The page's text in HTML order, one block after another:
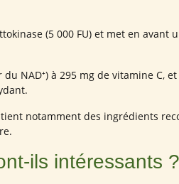
(5 000 FU) et met en avant
NAD⁺) à 295 mg de vitamine C,
notamment des ingrédients
ils intéressants ?